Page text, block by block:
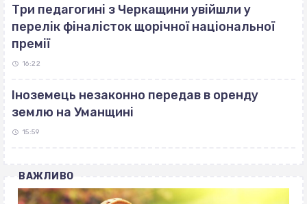
Три педагогині з Черкащини увійшли у
перелік фіналісток щорічної національної
премії
16:22
Іноземець незаконно передав в оренду
землю на Уманщині
15:59
ВАЖЛИВО